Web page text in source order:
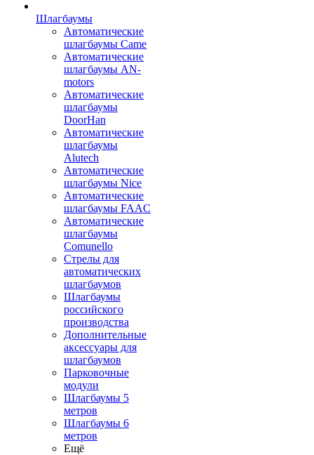
Шлагбаумы
Автоматические
шлагбаумы Came
Автоматические
шлагбаумы AN-
motors
Автоматические
шлагбаумы
DoorHan
Автоматические
шлагбаумы
Alutech
Автоматические
шлагбаумы Nice
Автоматические
шлагбаумы FAAC
Автоматические
шлагбаумы
Comunello
Стрелы для
автоматических
шлагбаумов
Шлагбаумы
российского
производства
Дополнительные
аксессуары для
шлагбаумов
Парковочные
модули
Шлагбаумы 5
метров
Шлагбаумы 6
метров
Ещё